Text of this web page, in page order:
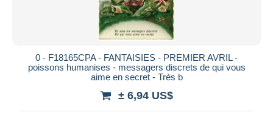
0 - F18165CPA - FANTAISIES - PREMIER AVRIL -
poissons humanises - messagers discrets de qui vous
aime en secret - Très b
± 6,94 US$